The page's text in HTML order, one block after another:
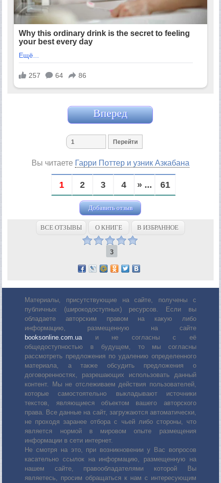
Вперед
Вы читаете Гарри Поттер и узник Азкабана
1 2 3 4 » ... 61
Добавить отзыв
ВСЕ ОТЗЫВЫ О КНИГЕ В ИЗБРАННОЕ
3
Материалы, присутствующие на сайте, получены с
публичных (широкодоступных) ресурсов. Если вы
обладаете авторским правом на какую либо
информацию, размещенную на сайте
booksonline.com.uaи не согласны с её
общедоступностью в будущем, то мы согласны
рассмотреть предложения по удалению определенного
материала, а также обсудить предложения о
договоренностях, разрешающих использовать данный
контент. Мы не отслеживаем действия пользователей,
которые самостоятельно выкладывают источники
текстов, являющиеся объектом вашего авторского
права. Все данные на сайт, загружаются автоматически,
не проходя заранее отбора с чьей либо стороны, что
является нормой в мировом опыте размещения
информации в сети интернет.
Не смотря на это, при возникновении у Вас вопросов
касательно ссылок на информацию, размещенную на
нашем сайте, правообладателями которой Вы
являетесь, просим обращаться к нам с интересующим